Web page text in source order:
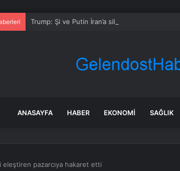
Trump: Şi ve Putin İran’a silah satmayacaklarını
ANASAYFA HABER EKONOMI SAĞLIK
eleştiren pazarcıya hakaret etti